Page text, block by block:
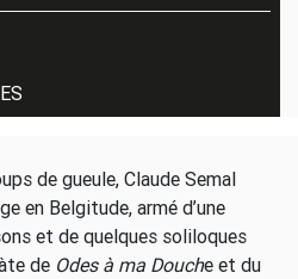
de gueule, Claude Semal
en Belgitude, armé d’une
et de quelques soliloques
de Odes à ma Douche et du